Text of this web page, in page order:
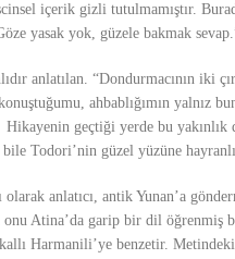
içerik gizli tutulmamıştır.
yasak yok, güzele bakmak
anlatılan. “Dondurmacının iki
ahbablığımın
Hikayenin geçtiği yerde bu yakınlık
Todori’nin güzel yüzüne
anlatıcı, antik Yunan’a
onu Atina’da garip bir dil öğrenmiş
Harmanili’ye benzetir.